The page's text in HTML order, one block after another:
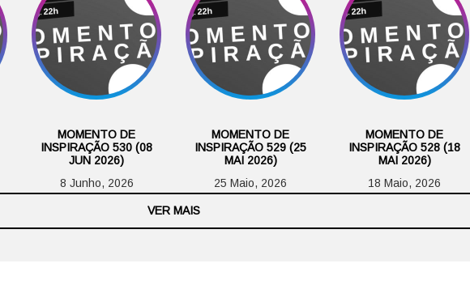
MOMENTO DE
INSPIRAÇÃO 530 (08
JUN 2026)
8 Junho, 2026
MOMENTO DE
INSPIRAÇÃO 529 (25
MAI 2026)
25 Maio, 2026
MOMENTO DE
INSPIRAÇÃO 528 (18
MAI 2026)
18 Maio, 2026
VER MAIS